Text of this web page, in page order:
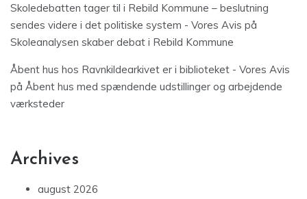
Skoledebatten tager til i Rebild Kommune – beslutning
sendes videre i det politiske system - Vores Avis på
Skoleanalysen skaber debat i Rebild Kommune
Åbent hus hos Ravnkildearkivet er i biblioteket - Vores Avis
på Åbent hus med spændende udstillinger og arbejdende
værksteder
Archives
august 2026